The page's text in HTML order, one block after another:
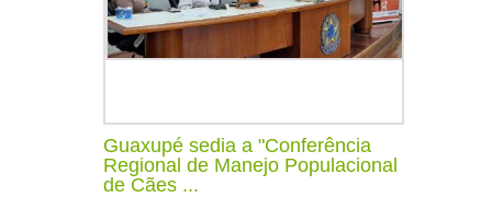
Guaxupé sedia a "Conferência
Regional de Manejo Populacional
de Cães ...